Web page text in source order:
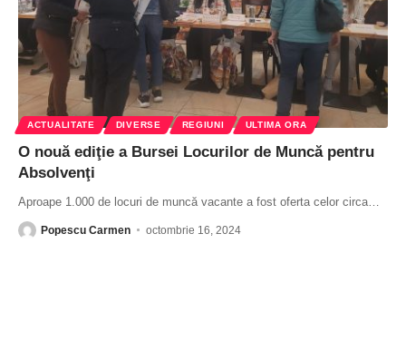
ACTUALITATE DIVERSE REGIUNI ULTIMA ORA
O nouă ediţie a Bursei Locurilor de Muncă pentru
Absolvenţi
Aproape 1.000 de locuri de muncă vacante a fost oferta celor circa
Popescu Carmen octombrie 16, 2024